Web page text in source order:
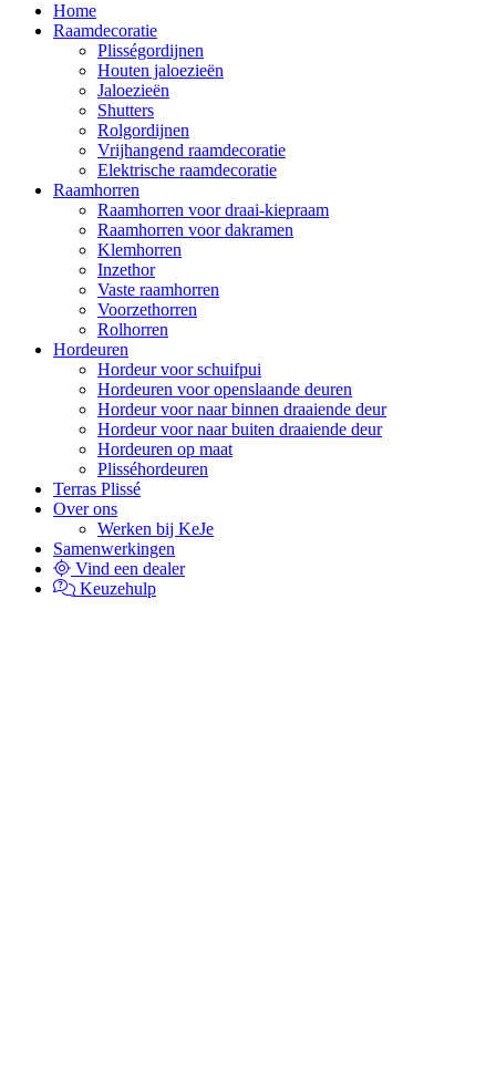
Home
Raamdecoratie
Plisségordijnen
Houten jaloezieën
Jaloezieën
Shutters
Rolgordijnen
Vrijhangend raamdecoratie
Elektrische raamdecoratie
Raamhorren
Raamhorren voor draai-kiepraam
Raamhorren voor dakramen
Klemhorren
Inzethor
Vaste raamhorren
Voorzethorren
Rolhorren
Hordeuren
Hordeur voor schuifpui
Hordeuren voor openslaande deuren
Hordeur voor naar binnen draaiende deur
Hordeur voor naar buiten draaiende deur
Hordeuren op maat
Plisséhordeuren
Terras Plissé
Over ons
Werken bij KeJe
Samenwerkingen
Vind een dealer
Keuzehulp